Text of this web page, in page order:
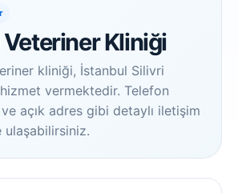
Kliniği
kliniği, İstanbul Silivri
vermektedir. Telefon
ve açık adres gibi detaylı iletişim
ulaşabilirsiniz.